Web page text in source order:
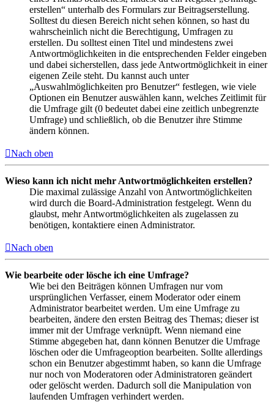
erstellen“ unterhalb des Formulars zur Beitragserstellung.
Solltest du diesen Bereich nicht sehen können, so hast du
wahrscheinlich nicht die Berechtigung, Umfragen zu
erstellen. Du solltest einen Titel und mindestens zwei
Antwortmöglichkeiten in die entsprechenden Felder eingeben
und dabei sicherstellen, dass jede Antwortmöglichkeit in einer
eigenen Zeile steht. Du kannst auch unter
„Auswahlmöglichkeiten pro Benutzer“ festlegen, wie viele
Optionen ein Benutzer auswählen kann, welches Zeitlimit für
die Umfrage gilt (0 bedeutet dabei eine zeitlich unbegrenzte
Umfrage) und schließlich, ob die Benutzer ihre Stimme
ändern können.
Nach oben
Wieso kann ich nicht mehr Antwortmöglichkeiten erstellen?
Die maximal zulässige Anzahl von Antwortmöglichkeiten
wird durch die Board-Administration festgelegt. Wenn du
glaubst, mehr Antwortmöglichkeiten als zugelassen zu
benötigen, kontaktiere einen Administrator.
Nach oben
Wie bearbeite oder lösche ich eine Umfrage?
Wie bei den Beiträgen können Umfragen nur vom
ursprünglichen Verfasser, einem Moderator oder einem
Administrator bearbeitet werden. Um eine Umfrage zu
bearbeiten, ändere den ersten Beitrag des Themas; dieser ist
immer mit der Umfrage verknüpft. Wenn niemand eine
Stimme abgegeben hat, dann können Benutzer die Umfrage
löschen oder die Umfrageoption bearbeiten. Sollte allerdings
schon ein Benutzer abgestimmt haben, so kann die Umfrage
nur noch von Moderatoren oder Administratoren geändert
oder gelöscht werden. Dadurch soll die Manipulation von
laufenden Umfragen verhindert werden.